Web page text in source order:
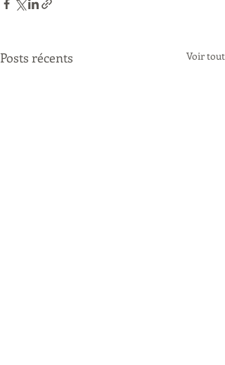
Posts récents Voir tout